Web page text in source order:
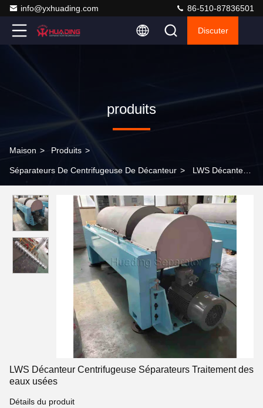
info@yxhuading.com 86-510-87836501
Discuter
produits
Maison > Produits >
Séparateurs De Centrifugeuse De Décanteur > LWS Décanteur
LWS Décanteur Centrifugeuse Séparateurs Traitement des
eaux usées
Détails du produit